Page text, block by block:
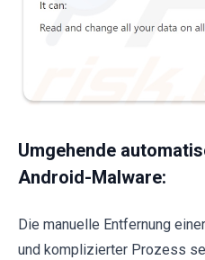
Umgehende
Android-Malware:
Die manuelle Entfernung
und komplizierter Prozess